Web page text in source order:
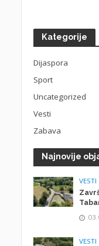
Kategorije
Dijaspora
Sport
Uncategorized
Vesti
Zabava
Najnovije
VESTI
VESTI